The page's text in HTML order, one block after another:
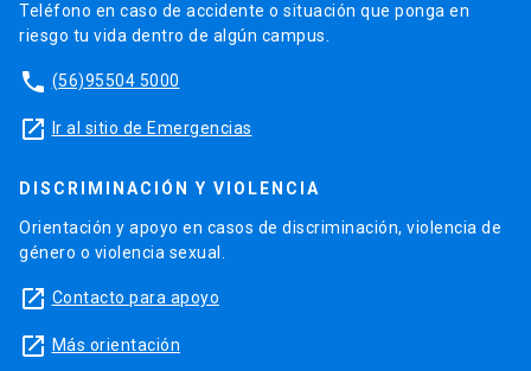
Teléfono en caso de accidente o situación que ponga en
riesgo tu vida dentro de algún campus.
phone (56)95504 5000
launch Ir al sitio de Emergencias
DISCRIMINACIÓN Y VIOLENCIA
Orientación y apoyo en casos de discriminación, violencia de
género o violencia sexual.
launch Contacto para apoyo
launch Más orientación